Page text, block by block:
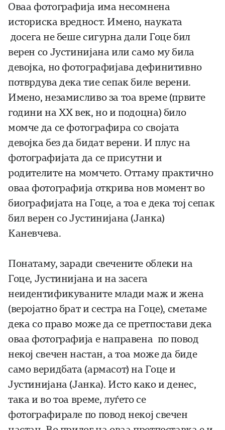
Оваа фотографија има несомнена
историска вредност. Имено, науката
досега не беше сигурна дали Гоце бил
верен со Јустинијана или само му била
девојка, но фотографијава дефинитивно
потврдува дека тие сепак биле верени.
Имено, незамисливо за тоа време (првите
години на ХХ век, но и подоцна) било
момче да се фотографира со својата
девојка без да бидат верени. И плус на
фотографијата да се присутни и
родителите на момчето. Оттаму практично
оваа фотографија открива нов момент во
биографијата на Гоце, а тоа е дека тој сепак
бил верен со Јустинијана (Јанка)
Каневчева.
Понатаму, заради свечените облеки на
Гоце, Јустинијана и на засега
неидентификуваните млади маж и жена
(веројатно брат и сестра на Гоце), сметаме
дека со право може да се претпостави дека
оваа фотографија е направена по повод
некој свечен настан, а тоа може да биде
само веридбата (армасот) на Гоце и
Јустинијана (Јанка). Исто како и денес,
така и во тоа време, луѓето се
фотографирале по повод некој свечен